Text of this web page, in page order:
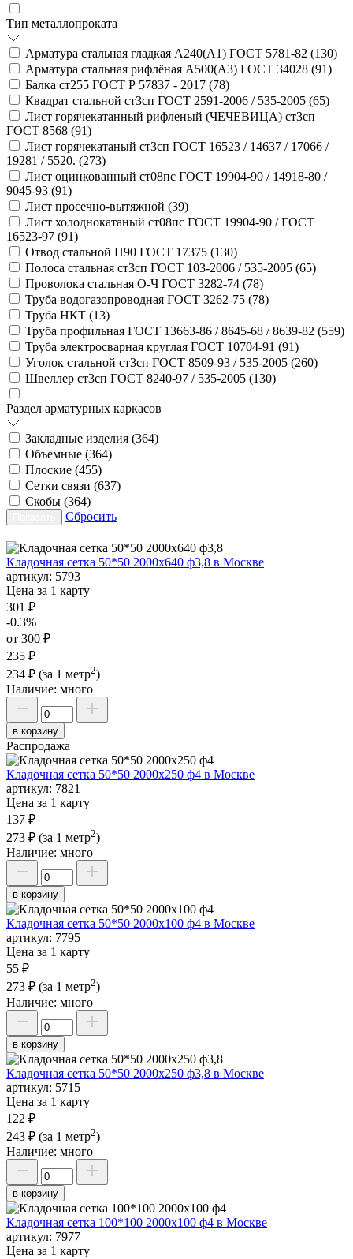
Тип металлопроката
Арматура стальная гладкая А240(А1) ГОСТ 5781-82 (130)
Арматура стальная рифлёная А500(А3) ГОСТ 34028 (91)
Балка ст255 ГОСТ Р 57837 - 2017 (78)
Квадрат стальной ст3сп ГОСТ 2591-2006 / 535-2005 (65)
Лист горячекатанный рифленый (ЧЕЧЕВИЦА) ст3сп
ГОСТ 8568 (91)
Лист горячекатаный ст3сп ГОСТ 16523 / 14637 / 17066 /
19281 / 5520. (273)
Лист оцинкованный ст08пс ГОСТ 19904-90 / 14918-80 /
9045-93 (91)
Лист просечно-вытяжной (39)
Лист холоднокатаный ст08пс ГОСТ 19904-90 / ГОСТ
16523-97 (91)
Отвод стальной П90 ГОСТ 17375 (130)
Полоса стальная ст3сп ГОСТ 103-2006 / 535-2005 (65)
Проволока стальная О-Ч ГОСТ 3282-74 (78)
Труба водогазопроводная ГОСТ 3262-75 (78)
Труба НКТ (13)
Труба профильная ГОСТ 13663-86 / 8645-68 / 8639-82 (559)
Труба электросварная круглая ГОСТ 10704-91 (91)
Уголок стальной ст3сп ГОСТ 8509-93 / 535-2005 (260)
Швеллер ст3сп ГОСТ 8240-97 / 535-2005 (130)
Раздел арматурных каркасов
Закладные изделия (364)
Объемные (364)
Плоские (455)
Сетки связи (637)
Скобы (364)
Сбросить
Кладочная сетка 50*50 2000х640 ф3,8 в Москве
артикул: 5793
Цена за 1 карту
301 ₽
-0.3%
от 300 ₽
235 ₽
234 ₽ (за 1 метр2)
Наличие: много
в корзину
Распродажа
Кладочная сетка 50*50 2000х250 ф4 в Москве
артикул: 7821
Цена за 1 карту
137 ₽
273 ₽ (за 1 метр2)
Наличие: много
в корзину
Кладочная сетка 50*50 2000х100 ф4 в Москве
артикул: 7795
Цена за 1 карту
55 ₽
273 ₽ (за 1 метр2)
Наличие: много
в корзину
Кладочная сетка 50*50 2000х250 ф3,8 в Москве
артикул: 5715
Цена за 1 карту
122 ₽
243 ₽ (за 1 метр2)
Наличие: много
в корзину
Кладочная сетка 100*100 2000х100 ф4 в Москве
артикул: 7977
Цена за 1 карту